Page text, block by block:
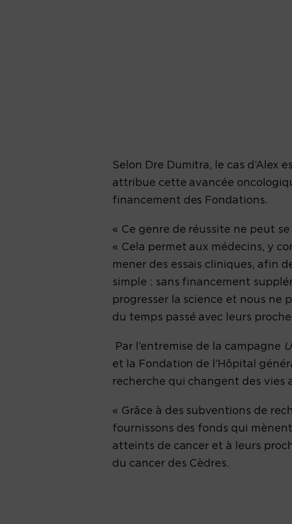
Selon Dre Dumitra, le cas d’Alex
attribue cette avancée
financement des Fondations.
« Ce genre de réussite ne peut
« Cela permet aux médecins, y
mener des essais cliniques, afin
simple : sans financement
progresser la science et nous ne
du temps passé avec leurs
Par l’entremise de la campagne
et la Fondation de l’Hôpital
recherche qui changent des vies
« Grâce à des subventions de
fournissons des fonds qui
atteints de cancer et à leurs
du cancer des Cèdres.